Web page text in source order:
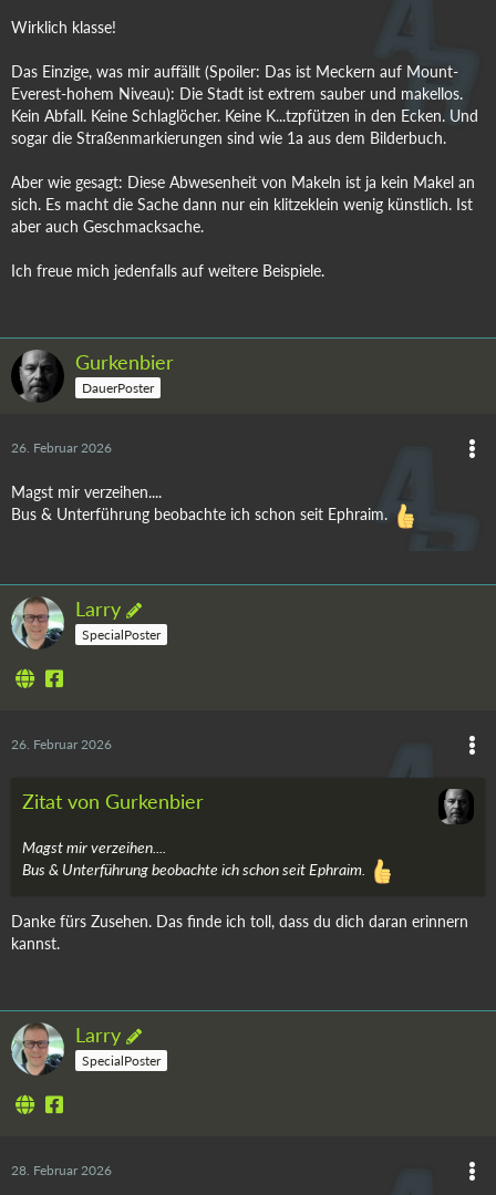
Wirklich klasse!
Das Einzige, was mir auffällt (Spoiler: Das ist Meckern auf Mount-
Everest-hohem Niveau): Die Stadt ist extrem sauber und makellos.
Kein Abfall. Keine Schlaglöcher. Keine K...tzpfützen in den Ecken. Und
sogar die Straßenmarkierungen sind wie 1a aus dem Bilderbuch.
Aber wie gesagt: Diese Abwesenheit von Makeln ist ja kein Makel an
sich. Es macht die Sache dann nur ein klitzeklein wenig künstlich. Ist
aber auch Geschmacksache.
Ich freue mich jedenfalls auf weitere Beispiele.
Gurkenbier
DauerPoster
26. Februar 2026
Magst mir verzeihen....
Bus & Unterführung beobachte ich schon seit Ephraim.
Larry
SpecialPoster
26. Februar 2026
Zitat von Gurkenbier
Magst mir verzeihen....
Bus & Unterführung beobachte ich schon seit Ephraim.
Danke fürs Zusehen. Das finde ich toll, dass du dich daran erinnern
kannst.
Larry
SpecialPoster
28. Februar 2026